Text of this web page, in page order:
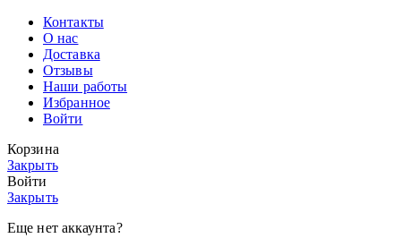
Контакты
О нас
Доставка
Отзывы
Наши работы
Избранное
Войти
Корзина
Закрыть
Войти
Закрыть
Еще нет аккаунта?